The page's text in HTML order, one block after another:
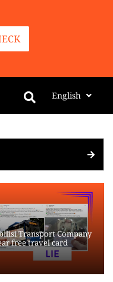
English
Transport Company
free travel card